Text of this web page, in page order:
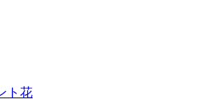
ト花